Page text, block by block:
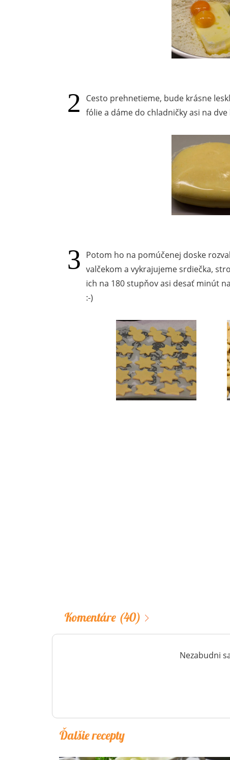
Cesto prehnetieme, bude krásne
fólie a dáme do chladničky asi na
Potom ho na pomúčenej doske
valčekom a vykrajujeme srdiečka,
ich na 180 stupňov asi desať minút
:-)
Komentáre (40)
Nezabudni
Ďalšie recepty